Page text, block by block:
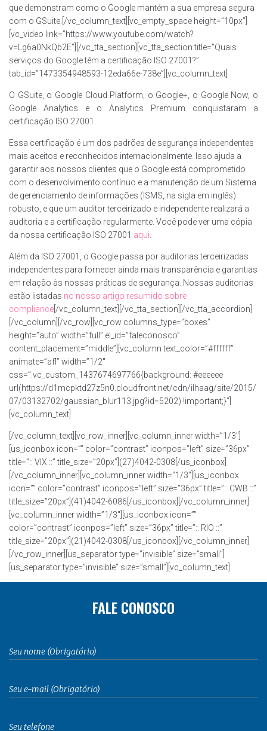
que demonstram como o Google mantém a sua empresa segura
com o GSuite.[/vc_column_text][vc_empty_space height=”10px”]
[vc_video link=”https://www.youtube.com/watch?
v=Lg6a0NkQb2E”][/vc_tta_section][vc_tta_section title=”Quais
serviços do Google têm a certificação ISO 27001?”
tab_id=”1473354948593-12eda66e-738e”][vc_column_text]
O GSuite, o Google Cloud Platform, o Google+, o Google Now, o
Google Analytics e o Analytics Premium conquistaram a
certificação ISO 27001.
Essa certificação é um dos padrões de segurança independentes
mais aceitos e reconhecidos internacionalmente. Isso ajuda a
garantir aos nossos clientes que o Google está comprometido
com o desenvolvimento contínuo e a manutenção de um Sistema
de gerenciamento de informações (ISMS, na sigla em inglês)
robusto, e que um auditor terceirizado e independente realizará a
auditoria e a certificação regularmente. Você pode ver uma cópia
da nossa certificação ISO 27001 aqui
Além da ISO 27001, o Google passa por auditorias terceirizadas
independentes para fornecer ainda mais transparência e garantias
em relação às nossas práticas de segurança. Nossas auditorias
estão listadas no nosso artigo resumido sobre
compliance [/vc_column_text][/vc_tta_section][/vc_tta_accordion]
[/vc_column][/vc_row][vc_row columns_type=”boxes”
height=”auto” width=”full” el_id=”faleconosco”
content_placement=”middle”][vc_column text_color=”#ffffff”
animate=”afl” width=”1/2″
css=”.vc_custom_1437674697766{background: #eeeeee
url(https://d1mcpktd27z5n0.cloudfront.net/cdn/ilhaag/site/2015/
07/03132702/gaussian_blur113.jpg?id=5202) !important;}”]
[vc_column_text]
[/vc_column_text][vc_row_inner][vc_column_inner width=”1/3″]
[us_iconbox icon=”” color=”contrast” iconpos=”left” size=”36px”
title=”:: VIX ::” title_size=”20px”](27)4042-0308[/us_iconbox]
[/vc_column_inner][vc_column_inner width=”1/3″][us_iconbox
icon=”” color=”contrast” iconpos=”left” size=”36px” title=”:: CWB ::”
title_size=”20px”](41)4042-6086[/us_iconbox][/vc_column_inner]
[vc_column_inner width=”1/3″][us_iconbox icon=””
color=”contrast” iconpos=”left” size=”36px” title=”:: RIO ::”
title_size=”20px”](21)4042-0308[/us_iconbox][/vc_column_inner]
[/vc_row_inner][us_separator type=”invisible” size=”small”]
[us_separator type=”invisible” size=”small”][vc_column_text]
FALE CONOSCO